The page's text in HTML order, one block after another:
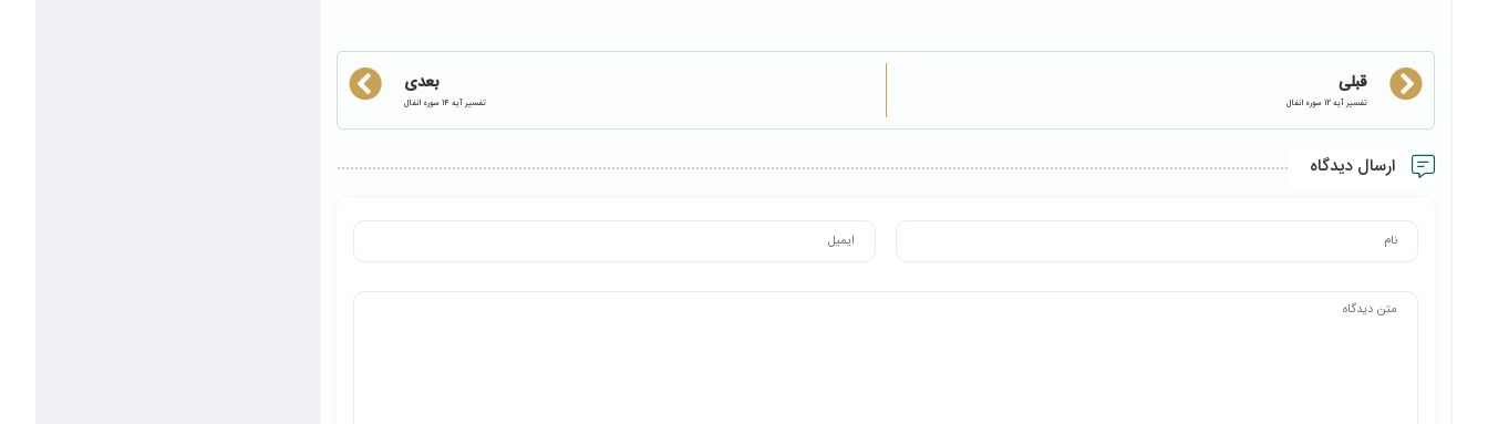
قبلی
تفسیر آیه 12 سوره انفال
بعدی
تفسیر آیه 14 سوره انفال
ارسال دیدگاه